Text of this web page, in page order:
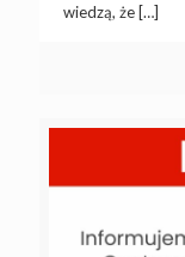
wiedzą, że […]